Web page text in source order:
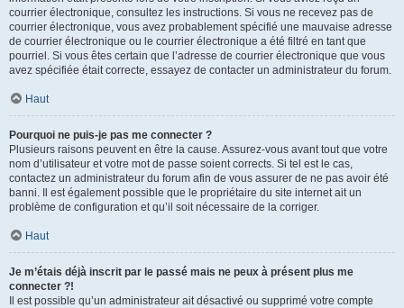
courrier électronique, consultez les instructions. Si vous ne recevez pas de
courrier électronique, vous avez probablement spécifié une mauvaise adresse
de courrier électronique ou le courrier électronique a été filtré en tant que
pourriel. Si vous êtes certain que l’adresse de courrier électronique que vous
avez spécifiée était correcte, essayez de contacter un administrateur du forum.
Haut
Pourquoi ne puis-je pas me connecter ?
Plusieurs raisons peuvent en être la cause. Assurez-vous avant tout que votre
nom d’utilisateur et votre mot de passe soient corrects. Si tel est le cas,
contactez un administrateur du forum afin de vous assurer de ne pas avoir été
banni. Il est également possible que le propriétaire du site internet ait un
problème de configuration et qu’il soit nécessaire de la corriger.
Haut
Je m’étais déjà inscrit par le passé mais ne peux à présent plus me
connecter ?!
Il est possible qu’un administrateur ait désactivé ou supprimé votre compte